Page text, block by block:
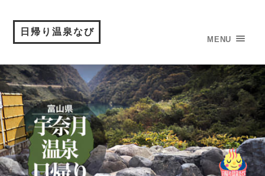
日帰り温泉なび
MENU